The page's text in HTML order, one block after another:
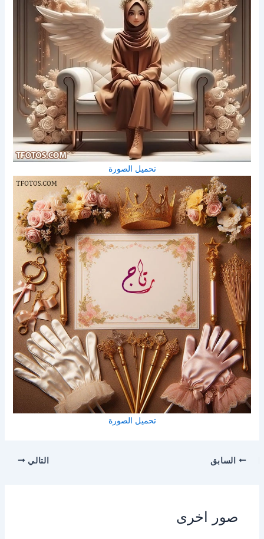
تحميل الصورة
تحميل الصورة
السابق التالي
صور اخرى